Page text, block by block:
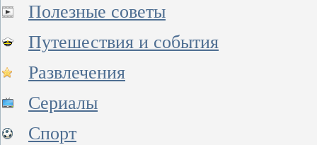
Полезные советы
Путешествия и события
Развлечения
Сериалы
Спорт